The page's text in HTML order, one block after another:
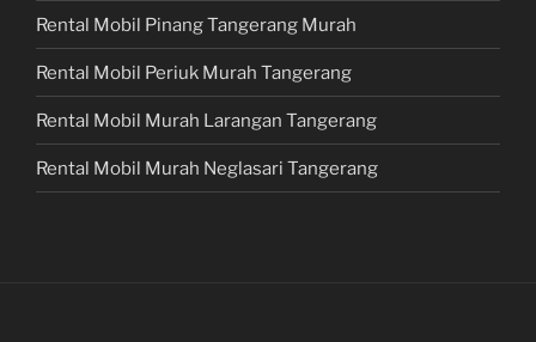
Rental Mobil Pinang Tangerang Murah
Rental Mobil Periuk Murah Tangerang
Rental Mobil Murah Larangan Tangerang
Rental Mobil Murah Neglasari Tangerang